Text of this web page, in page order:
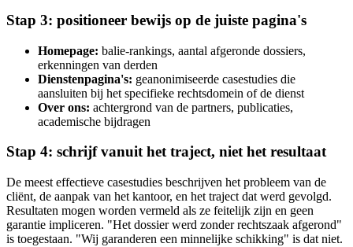
Stap 3: positioneer bewijs op de juiste pagina's
Homepage: balie-rankings, aantal afgeronde dossiers,
erkenningen van derden
Dienstenpagina's: geanonimiseerde casestudies die
aansluiten bij het specifieke rechtsdomein of de dienst
Over ons: achtergrond van de partners, publicaties,
academische bijdragen
Stap 4: schrijf vanuit het traject, niet het resultaat
De meest effectieve casestudies beschrijven het probleem van de
cliënt, de aanpak van het kantoor, en het traject dat werd gevolgd.
Resultaten mogen worden vermeld als ze feitelijk zijn en geen
garantie impliceren. "Het dossier werd zonder rechtszaak afgerond"
is toegestaan. "Wij garanderen een minnelijke schikking" is dat niet.